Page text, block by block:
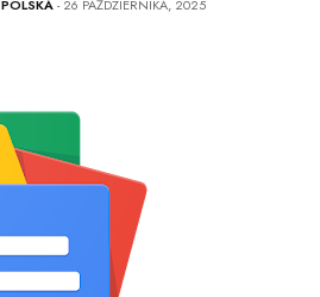
POLSKA- 26 PAŹDZIERNIKA, 2025